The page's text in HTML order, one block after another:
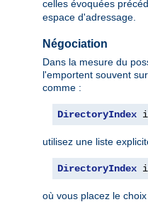
celles évoquées
espace d'adressage.
Négociation
Dans la mesure du
l'emportent souvent
comme :
DirectoryIndex
utilisez une liste
DirectoryIndex
où vous placez le